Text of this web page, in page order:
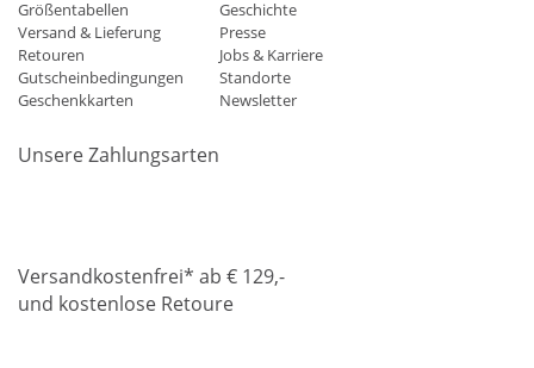
Größentabellen
Versand & Lieferung
Retouren
Gutscheinbedingungen
Geschenkkarten
Geschichte
Presse
Jobs & Karriere
Standorte
Newsletter
Unsere Zahlungsarten
Versandkostenfrei* ab € 129,-
und kostenlose Retoure